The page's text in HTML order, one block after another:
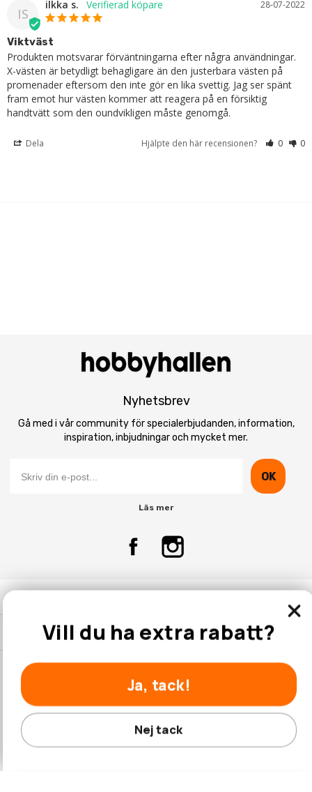
IS
28-07-2022
ilkka s.
Viktväst
Produkten motsvarar förväntningarna efter några användningar.
X-västen är betydligt behagligare än den justerbara västen på
promenader eftersom den inte gör en lika svettig. Jag ser spänt
fram emot hur västen kommer att reagera på en försiktig
handtvätt som den oundvikligen måste genomgå.
Dela Hjälpte den här recensionen? 0 0
Nyhetsbrev
Gå med i vår community för specialerbjudanden, information,
inspiration, inbjudningar och mycket mer.
OK
Läs mer
Kundtjänst
© 2026 Hobbyhallen.se
Vill du ha extra rabatt?
Ja, tack!
Nej tack